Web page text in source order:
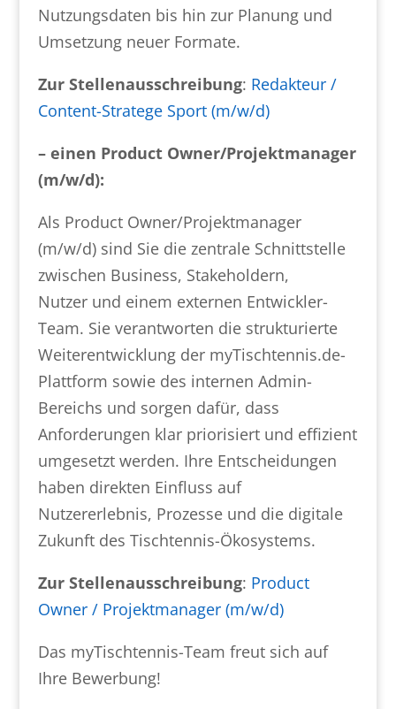
Nutzungsdaten bis hin zur Planung und
Umsetzung neuer Formate.
Zur Stellenausschreibung: Redakteur /
Content-Stratege Sport (m/w/d)
– einen Product Owner/Projektmanager
(m/w/d):
Als Product Owner/Projektmanager
(m/w/d) sind Sie die zentrale Schnittstelle
zwischen Business, Stakeholdern,
Nutzer und einem externen Entwickler-
Team. Sie verantworten die strukturierte
Weiterentwicklung der myTischtennis.de-
Plattform sowie des internen Admin-
Bereichs und sorgen dafür, dass
Anforderungen klar priorisiert und effizient
umgesetzt werden. Ihre Entscheidungen
haben direkten Einfluss auf
Nutzererlebnis, Prozesse und die digitale
Zukunft des Tischtennis-Ökosystems.
Zur Stellenausschreibung: Product
Owner / Projektmanager (m/w/d)
Das myTischtennis-Team freut sich auf
Ihre Bewerbung!